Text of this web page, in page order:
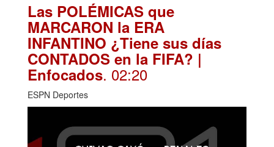
Las POLÉMICAS que
MARCARON la ERA
INFANTINO ¿Tiene sus días
CONTADOS en la FIFA? |
Enfocados. 02:20
ESPN Deportes